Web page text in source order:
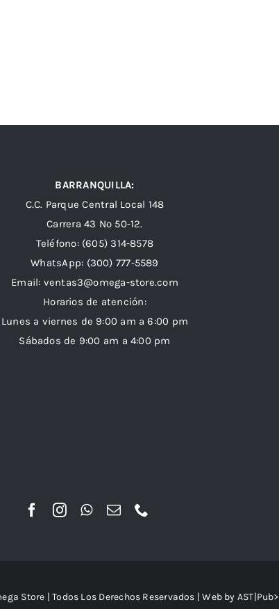
BARRANQUILLA:
C.C. Parque Central Local 148
Carrera 43 Nº 50-12.
Teléfono: (605) 314-8578
WhatsApp: (300) 777-5589
Email: ventas3@omega-store.com
Horarios de atención:
Lunes a viernes de 9:00 am a 6:00 pm
Sábados de 9:00 am a 4:00 pm
Store | Todos Los Derechos Reservados | Web by AST|Pub>